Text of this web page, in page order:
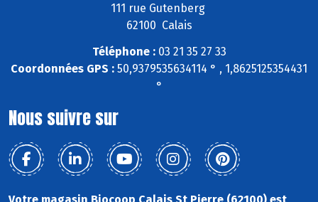
111 rue Gutenberg
62100 Calais
Téléphone :03 21 35 27 33
Coordonnées GPS : 50,9379535634114 ° , 1,8625125354431
°
Nous suivre sur
Votre magasin Biocoop Calais St Pierre (62100) est